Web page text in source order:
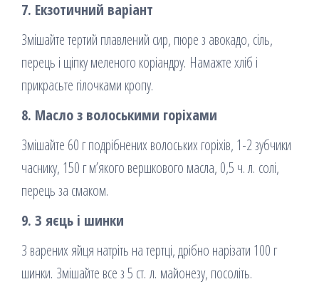
7. Екзотичний варіант
Змішайте тертий плавлений сир, пюре з авокадо, сіль,
перець і щіпку меленого коріандру. Намажте хліб і
прикрасьте гілочками кропу.
8. Масло з волоськими горіхами
Змішайте 60 г подрібнених волоських горіхів, 1-2 зубчики
часнику, 150 г м’якого вершкового масла, 0,5 ч. л. солі,
перець за смаком.
9. З яєць і шинки
3 варених яйця натріть на тертці, дрібно нарізати 100 г
шинки. Змішайте все з 5 ст. л. майонезу, посоліть.